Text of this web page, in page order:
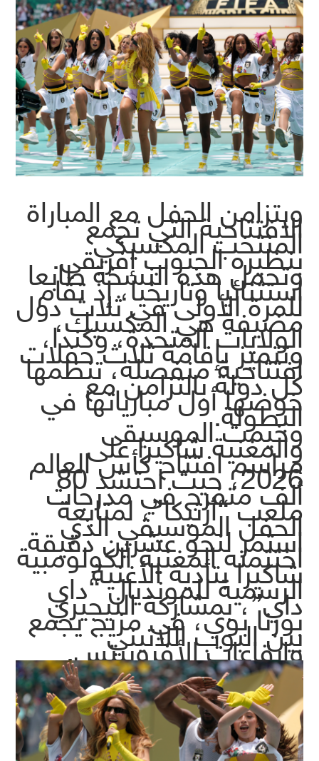
ويتزامن الحفل مع المباراة
الافتتاحية التي تجمع
المنتخب المكسيكي
بنظيره الجنوب إفريقي.
وتحمل هذه النسخة طابعا
استثنائيا وتاريخيا، إذ تقام
للمرة الأولى في ثلاث دول
مضيفة هي المكسيك،
الولايات المتحدة، وكندا،
وتتميز بإقامة ثلاث حفلات
افتتاحية منفصلة، تنظمها
كل دولة بالتزامن مع
خوضها أول مبارياتها في
البطولة.
وخيمت الموسيقى
والمغنية شاكيرا على
مراسم افتتاح كأس العالم
2026، حيث احتشد 80
ألف متفرج في مدرجات
ملعب “أزتيكا”، لمتابعة
الحفل الموسيقي الذي
استمر لنحو عشرين دقيقة
اختتمته المغنية الكولومبية
شاكيرا بتأدية الأغنية
الرسمية للمونديال “داي
داي”، بمشاركة النيجيري
بورنا بوي، في مزيج يجمع
بين البوب اللاتيني
وإيقاعات الأفروبيتس.